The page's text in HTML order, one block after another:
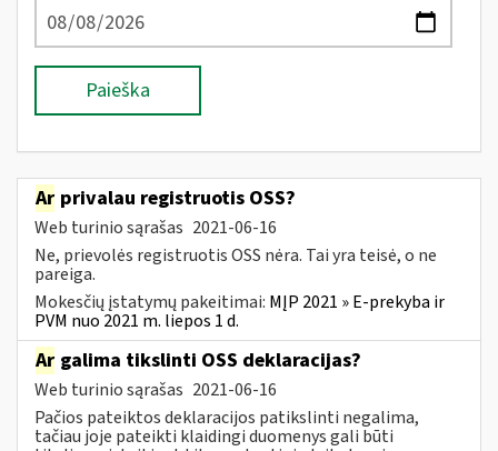
Paieška
Ar privalau registruotis OSS?
Web turinio sąrašas 2021-06-16
Ne, prievolės registruotis OSS nėra. Tai yra teisė, o ne
pareiga.
Mokesčių įstatymų pakeitimai: MĮP 2021 » E-prekyba ir
PVM nuo 2021 m. liepos 1 d.
Ar galima tikslinti OSS deklaracijas?
Web turinio sąrašas 2021-06-16
Pačios pateiktos deklaracijos patikslinti negalima,
tačiau joje pateikti klaidingi duomenys gali būti